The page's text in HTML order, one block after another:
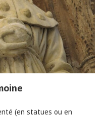
(en statues ou en